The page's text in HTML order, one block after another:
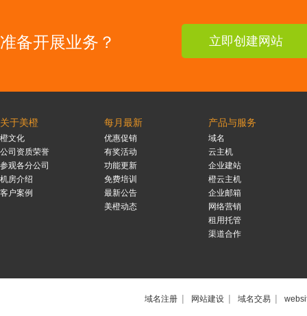
准备开展业务？ 立即创建网站
关于美橙
橙文化
公司资质荣誉
参观各分公司
机房介绍
客户案例
每月最新
优惠促销
有奖活动
功能更新
免费培训
最新公告
美橙动态
产品与服务
域名
云主机
企业建站
橙云主机
企业邮箱
网络营销
租用托管
渠道合作
域名注册 | 网站建设 | 域名交易 |